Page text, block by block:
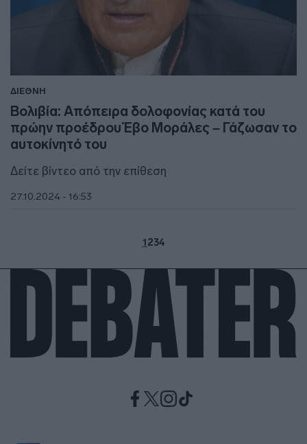
ΔΙΕΘΝΗ
Βολιβία: Απόπειρα δολοφονίας κατά του
πρώην προέδρου Έβο Μοράλες – Γάζωσαν το
αυτοκίνητό του
Δείτε βίντεο από την επίθεση
27.10.2024 - 16:53
1234